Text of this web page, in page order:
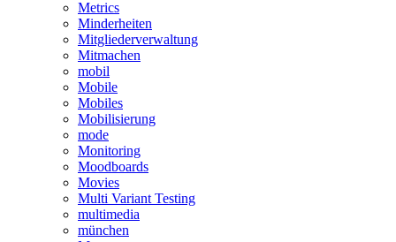
Metrics
Minderheiten
Mitgliederverwaltung
Mitmachen
mobil
Mobile
Mobiles
Mobilisierung
mode
Monitoring
Moodboards
Movies
Multi Variant Testing
multimedia
münchen